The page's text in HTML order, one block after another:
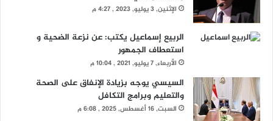
الإثنين, 3 يوليو, 2023 , 4:27 م
الربيع إسماعيل يكتب: عن نزعة الضحية و
استعطاف الجمهور
الأربعاء, 7 يوليو, 2021 , 10:04 م
السيسي يوجه بزيادة الإنفاق على الصحة
والتعليم وبرامج التكافل
السبت, 16 أغسطس, 2025 , 6:08 م